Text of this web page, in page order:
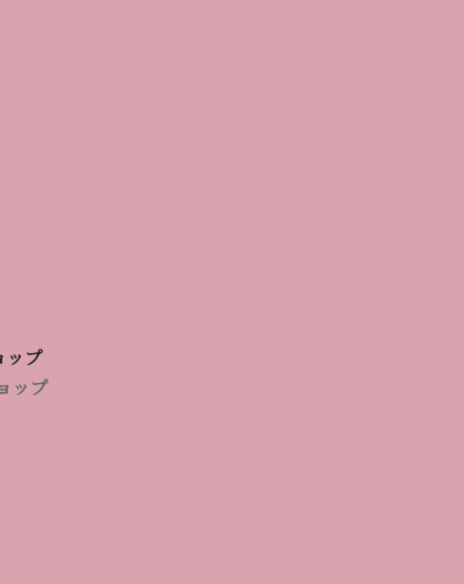
アプローチが異なる「医師の手技
ップ
ップ